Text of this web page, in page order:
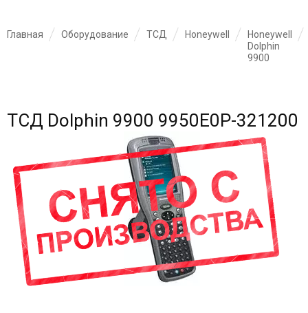
Главная Оборудование ТСД Honeywell
Honeywell
Dolphin
9900
ТСД Dolphin 9900 9950E0P-321200